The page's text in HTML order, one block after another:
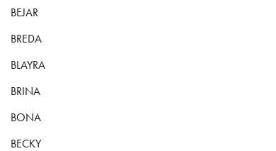
BEJAR
BREDA
BLAYRA
BRINA
BONA
BECKY